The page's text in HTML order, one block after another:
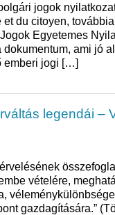
jogok
et du citoyen,
Egyetemes
ami jó
emberi jogi […]
legendái –
vételére,
gazdagítására.”